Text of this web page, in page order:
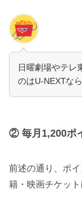
日曜劇場やテレ
のはU-NEXTな
② 毎月1,200ポ
前述の通り、ポ
籍・映画チケット